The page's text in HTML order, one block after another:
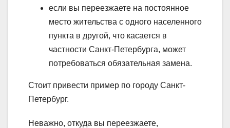
если вы переезжаете на постоянное
место жительства с одного населенного
пункта в другой, что касается в
частности Санкт-Петербурга, может
потребоваться обязательная замена.
Стоит привести пример по городу Санкт-
Петербург.
Неважно, откуда вы переезжаете,